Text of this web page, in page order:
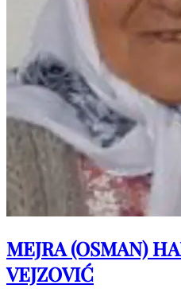
MEJRA (OSMAN)
VEJZOVIĆ